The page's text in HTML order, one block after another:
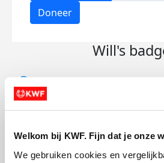
Welkom bij KWF. Fijn dat je onze
We gebruiken cookies en
Doneer
Will's